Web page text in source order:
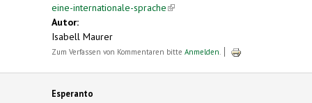
eine-internationale-sprache(link is external)
Autor:
Isabell Maurer
Zum Verfassen von Kommentaren bitte Anmelden
Esperanto